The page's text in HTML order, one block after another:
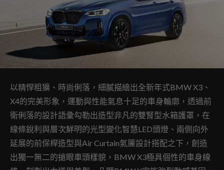
以精悍粗獷、時尚俐落，細膩描繪出全新年式BMW X3、
X4的完美形象，運動與性能氣息十足的車身輪廓，透過前
衛俐落的設計語彙勾勒出造型非凡的雙腎型水箱護罩，在
線條銳利與層次鮮明的光型變化智慧LED頭燈、兩側向外
延展的前保桿造型與Air Curtain氣簾設計搭配之下，創造
出獨一無二的搶眼車頭樣貌，BMW X3極具個性的車身線